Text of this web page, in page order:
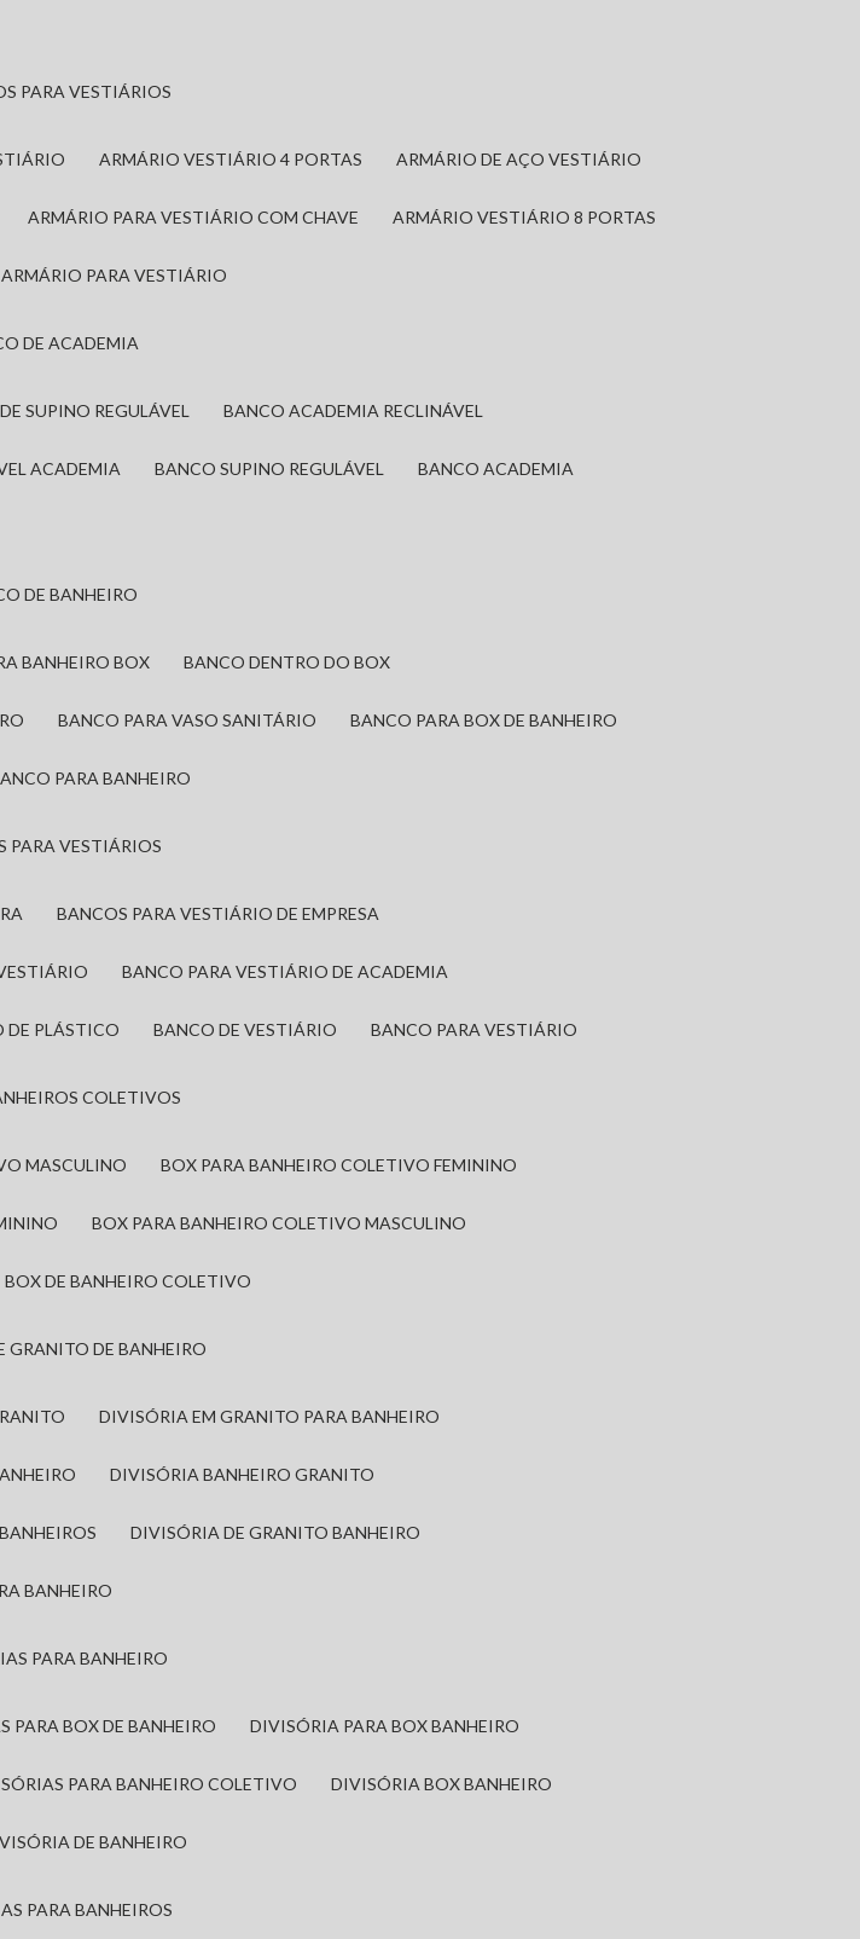
PARA VESTIÁRIOS
ARMÁRIO VESTIÁRIO 4 PORTAS ARMÁRIO DE AÇO VESTIÁRIO
ARMÁRIO PARA VESTIÁRIO COM CHAVE ARMÁRIO VESTIÁRIO 8 PORTAS
ARMÁRIO PARA VESTIÁRIO
DE ACADEMIA
DE SUPINO REGULÁVEL BANCO ACADEMIA RECLINÁVEL
ACADEMIA BANCO SUPINO REGULÁVEL BANCO ACADEMIA
DE BANHEIRO
BANHEIRO BOX BANCO DENTRO DO BOX
BANCO PARA VASO SANITÁRIO BANCO PARA BOX DE BANHEIRO
BANCO PARA BANHEIRO
PARA VESTIÁRIOS
BANCOS PARA VESTIÁRIO DE EMPRESA
BANCO PARA VESTIÁRIO DE ACADEMIA
DE PLÁSTICO BANCO DE VESTIÁRIO BANCO PARA VESTIÁRIO
COLETIVOS
MASCULINO BOX PARA BANHEIRO COLETIVO FEMININO
BOX PARA BANHEIRO COLETIVO MASCULINO
BOX DE BANHEIRO COLETIVO
GRANITO DE BANHEIRO
DIVISÓRIA EM GRANITO PARA BANHEIRO
DIVISÓRIA BANHEIRO GRANITO
DIVISÓRIA DE GRANITO BANHEIRO
BANHEIRO
PARA BANHEIRO
PARA BOX DE BANHEIRO DIVISÓRIA PARA BOX BANHEIRO
PARA BANHEIRO COLETIVO DIVISÓRIA BOX BANHEIRO
DE BANHEIRO
PARA BANHEIROS